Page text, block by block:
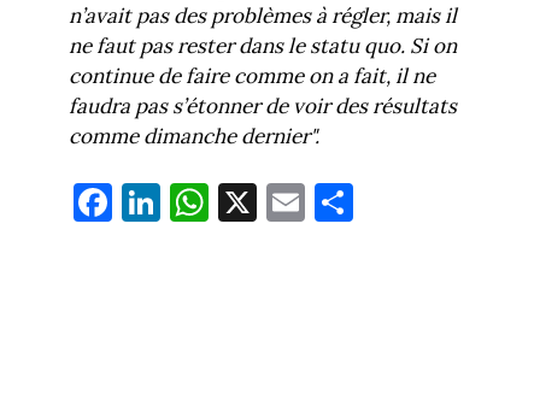
n’avait pas des problèmes à régler, mais il
ne faut pas rester dans le statu quo. Si on
continue de faire comme on a fait, il ne
faudra pas s’étonner de voir des résultats
comme dimanche dernier".
Fa
ce
Li
nk
W
ha
X E
m
Pa
rt